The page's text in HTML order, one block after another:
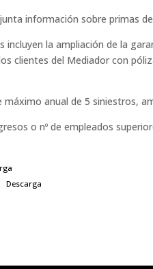
información sobre primas
incluyen la ampliación de la
clientes del Mediador con
máximo anual de 5 siniestros,
o nº de empleados
Descarga